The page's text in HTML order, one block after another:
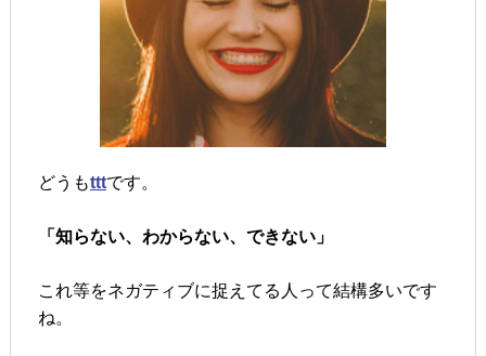
どうもtttです。
「知らない、わからない、できない」
これ等をネガティブに捉えてる人って結構多いです
ね。